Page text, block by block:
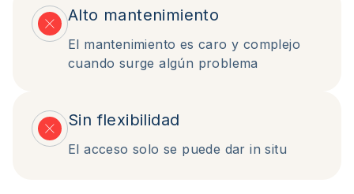
Alto mantenimiento
El mantenimiento es caro y complejo
cuando surge algún problema
Sin flexibilidad
El acceso solo se puede dar in situ